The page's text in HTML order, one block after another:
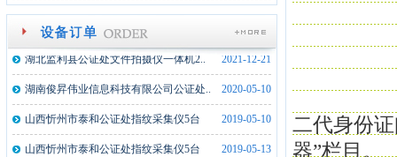
新疆墨玉县公证处文件拍摄仪一体机1..
湖北监利县公证处文件拍摄仪一体机2.. 2021-12-21
湖南俊昇伟业信息科技有限公司公证处.. 2020-05-10
山西忻州市泰和公证处指纹采集仪5台 2019-05-10
山西忻州市泰和公证处指纹采集仪5台 2019-05-13
二代身份
器”栏目。